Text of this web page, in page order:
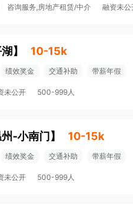
咨询服务,房地产租赁/中介 融资未公
】 10-15k
绩效奖金 交通补助 带薪年假
未公开 500-999人
-小南门 】 10-15k
绩效奖金 交通补助 带薪年假
未公开 500-999人